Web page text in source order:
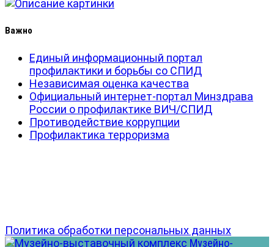
Важно
Единый информационный портал
профилактики и борьбы со СПИД
Независимая оценка качества
Официальный интернет-портал Минздрава
России о профилактике ВИЧ/СПИД
Противодействие коррупции
Профилактика терроризма
Политика обработки персональных данных
Музейно-